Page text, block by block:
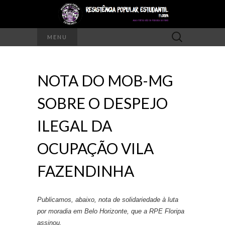
MENU
Pesquisar
por:
NOTA DO MOB-MG
SOBRE O DESPEJO
ILEGAL DA
OCUPAÇÃO VILA
FAZENDINHA
Publicamos, abaixo, nota de solidariedade à luta
por moradia em Belo Horizonte, que a RPE Floripa
assinou.